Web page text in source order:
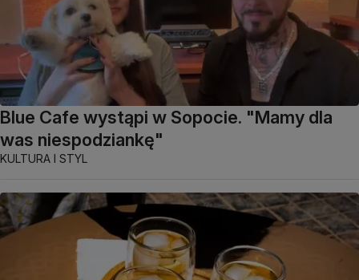
Blue Cafe wystąpi w Sopocie. "Mamy dla
was niespodziankę"
KULTURA I STYL